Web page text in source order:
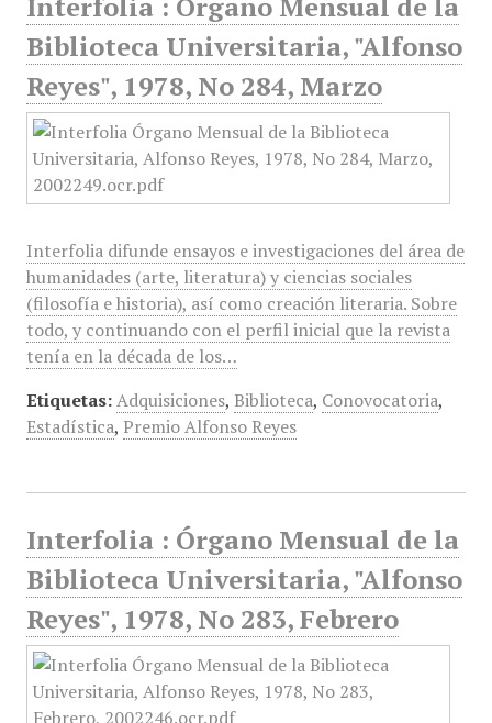
Biblioteca Universitaria, "Alfonso
Reyes", 1978, No 284, Marzo
Interfolia difunde ensayos e investigaciones del área de
humanidades (arte, literatura) y ciencias sociales
(filosofía e historia), así como creación literaria. Sobre
todo, y continuando con el perfil inicial que la revista
tenía en la década de los…
Etiquetas: Adquisiciones, Biblioteca, Conovocatoria,
Estadística, Premio Alfonso Reyes
Interfolia : Órgano Mensual de la
Biblioteca Universitaria, "Alfonso
Reyes", 1978, No 283, Febrero